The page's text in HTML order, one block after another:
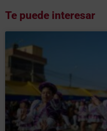
Te puede interesar